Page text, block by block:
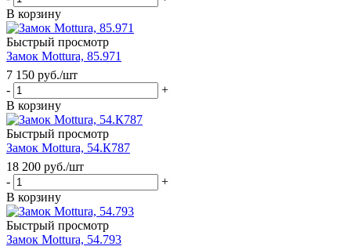
В корзину
Быстрый просмотр
Замок Mottura, 85.971
7 150 руб./шт
-
+
В корзину
Быстрый просмотр
Замок Mottura, 54.К787
18 200 руб./шт
-
+
В корзину
Быстрый просмотр
Замок Mottura, 54.793